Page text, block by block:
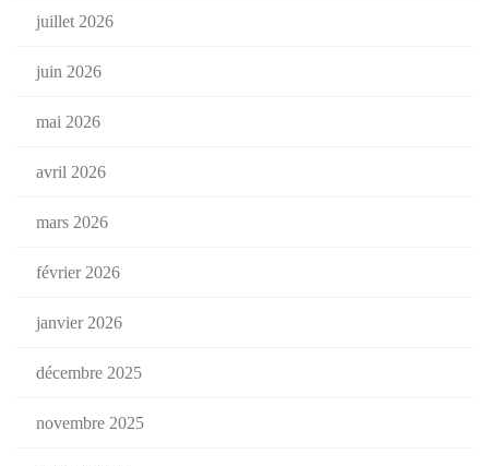
juillet 2026
juin 2026
mai 2026
avril 2026
mars 2026
février 2026
janvier 2026
décembre 2025
novembre 2025